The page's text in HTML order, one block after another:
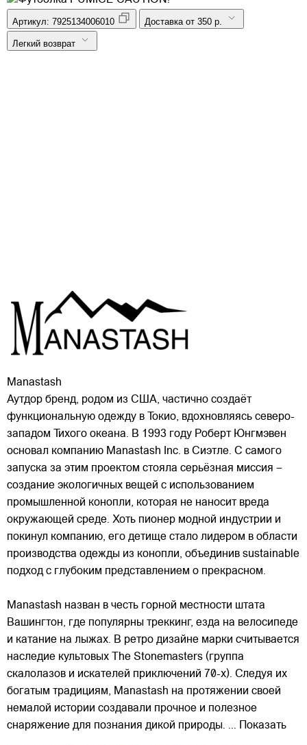
Артикул: 7925134006010 Доставка от 350 р.
Легкий возврат
Manastash
Аутдор бренд, родом из США, частично создаёт
функциональную одежду в Токио, вдохновляясь северо-
западом Тихого океана. В 1993 году Роберт Юнгмэвен
основал компанию Manastash Inc. в Сиэтле. С самого
запуска за этим проектом стояла серьёзная миссия –
создание экологичных вещей с использованием
промышленной конопли, которая не наносит вреда
окружающей среде. Хоть пионер модной индустрии и
покинул компанию, его детище стало лидером в области
производства одежды из конопли, объединив sustainable
подход с глубоким представлением о прекрасном.
Manastash назван в честь горной местности штата
Вашингтон, где популярны треккинг, езда на велосипеде
и катание на лыжах. В ретро дизайне марки считывается
наследие культовых The Stonemasters (группа
скалолазов и искателей приключений 70-х). Следуя их
богатым традициям, Manastash на протяжении своей
немалой истории создавали прочное и полезное
снаряжение для познания дикой природы. ... Показать